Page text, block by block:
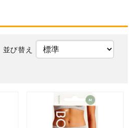
並び替え